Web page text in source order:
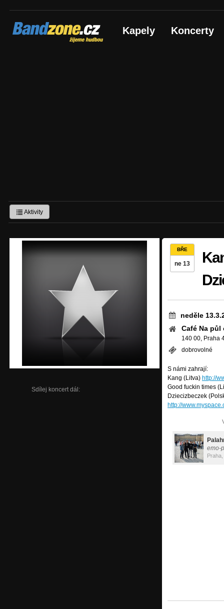
Bandzone.cz
žijeme hudbou Kapely Koncerty
Aktivity
Sdílej koncert dál:
BŘE
ne 13
neděle
Café Na půl
140 00, Praha
dobrovolné
S námi zahrají:
Kang (Litva) http://
Good fuckin times
Dziecizbeczek
http://
emo-